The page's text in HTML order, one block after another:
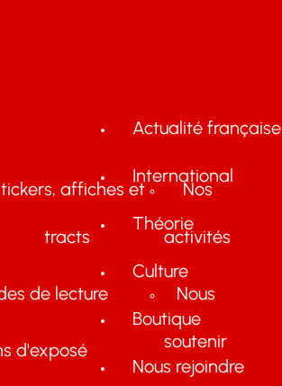
affiches et
tracts
de lecture
d'exposé
Nos
activités
Nous
soutenir
Actualité française
International
Théorie
Culture
Boutique
Nous rejoindre